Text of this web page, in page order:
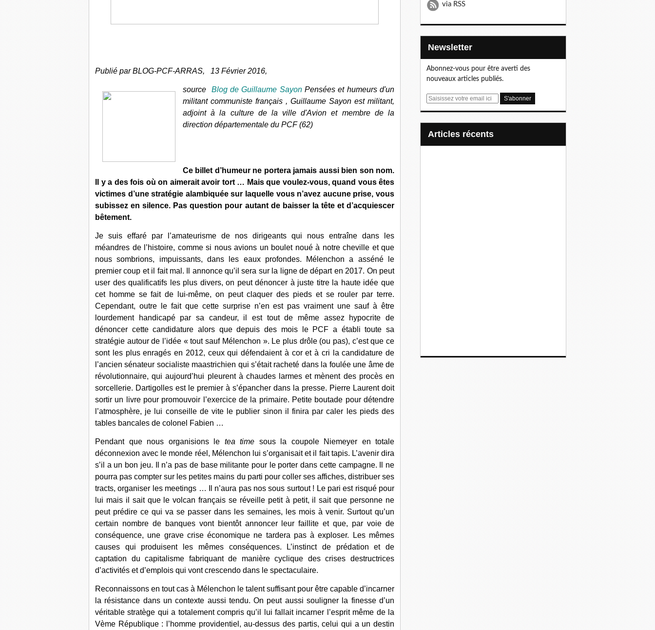
Publié par BLOG-PCF-ARRAS, 13 Février 2016,
source Blog de Guillaume SayonPensées et humeurs d'un
militant communiste français , Guillaume Sayon est militant,
adjoint à la culture de la ville d'Avion et membre de la
direction départementale du PCF (62)
Ce billet d’humeur ne portera jamais aussi bien son nom.
Il y a des fois où on aimerait avoir tort … Mais que voulez-vous, quand vous êtes
victimes d’une stratégie alambiquée sur laquelle vous n’avez aucune prise, vous
subissez en silence. Pas question pour autant de baisser la tête et d’acquiescer
bêtement.
Je suis effaré par l’amateurisme de nos dirigeants qui nous entraîne dans les
méandres de l’histoire, comme si nous avions un boulet noué à notre cheville et que
nous sombrions, impuissants, dans les eaux profondes. Mélenchon a asséné le
premier coup et il fait mal. Il annonce qu’il sera sur la ligne de départ en 2017. On peut
user des qualificatifs les plus divers, on peut dénoncer à juste titre la haute idée que
cet homme se fait de lui-même, on peut claquer des pieds et se rouler par terre.
Cependant, outre le fait que cette surprise n’en est pas vraiment une sauf à être
lourdement handicapé par sa candeur, il est tout de même assez hypocrite de
dénoncer cette candidature alors que depuis des mois le PCF a établi toute sa
stratégie autour de l’idée « tout sauf Mélenchon ». Le plus drôle (ou pas), c’est que ce
sont les plus enragés en 2012, ceux qui défendaient à cor et à cri la candidature de
l’ancien sénateur socialiste maastrichien qui s’était racheté dans la foulée une âme de
révolutionnaire, qui aujourd’hui pleurent à chaudes larmes et mènent des procès en
sorcellerie. Dartigolles est le premier à s’épancher dans la presse. Pierre Laurent doit
sortir un livre pour promouvoir l’exercice de la primaire. Petite boutade pour détendre
l’atmosphère, je lui conseille de vite le publier sinon il finira par caler les pieds des
tables bancales de colonel Fabien …
Pendant que nous organisions le tea time sous la coupole Niemeyer en totale
déconnexion avec le monde réel, Mélenchon lui s’organisait et il fait tapis. L’avenir dira
s’il a un bon jeu. Il n’a pas de base militante pour le porter dans cette campagne. Il ne
pourra pas compter sur les petites mains du parti pour coller ses affiches, distribuer ses
tracts, organiser les meetings … Il n’aura pas nos sous surtout ! Le pari est risqué pour
lui mais il sait que le volcan français se réveille petit à petit, il sait que personne ne
peut prédire ce qui va se passer dans les semaines, les mois à venir. Surtout qu’un
certain nombre de banques vont bientôt annoncer leur faillite et que, par voie de
conséquence, une grave crise économique ne tardera pas à exploser. Les mêmes
causes qui produisent les mêmes conséquences. L’instinct de prédation et de
captation du capitalisme fabriquant de manière cyclique des crises destructrices
d’activités et d’emplois qui vont crescendo dans le spectaculaire.
Reconnaissons en tout cas à Mélenchon le talent suffisant pour être capable d’incarner
la résistance dans un contexte aussi tendu. On peut aussi souligner la finesse d’un
véritable stratège qui a totalement compris qu’il lui fallait incarner l’esprit même de la
Vème République : l’homme providentiel, au-dessus des partis, celui qui a un destin
via RSS
Newsletter
Abonnez-vous pour être averti des
nouveaux articles publiés.
E
articles récents